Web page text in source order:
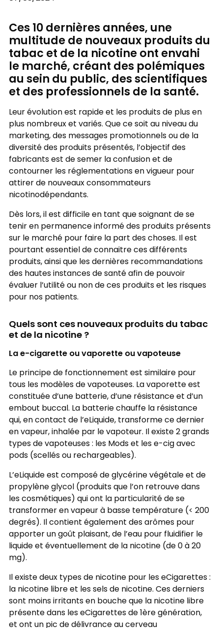
Ces 10 dernières années, une
multitude de nouveaux produits du
tabac et de la nicotine ont envahi
le marché, créant des polémiques
au sein du public, des scientifiques
et des professionnels de la santé.
Leur évolution est rapide et les produits de plus en
plus nombreux et variés. Que ce soit au niveau du
marketing, des messages promotionnels ou de la
diversité des produits présentés, l’objectif des
fabricants est de semer la confusion et de
contourner les réglementations en vigueur pour
attirer de nouveaux consommateurs
nicotinodépendants.
Dès lors, il est difficile en tant que soignant de se
tenir en permanence informé des produits présents
sur le marché pour faire la part des choses. Il est
pourtant essentiel de connaitre ces différents
produits, ainsi que les dernières recommandations
des hautes instances de santé afin de pouvoir
évaluer l’utilité ou non de ces produits et les risques
pour nos patients.
Quels sont ces nouveaux produits du tabac
et de la nicotine ?
La e-cigarette ou vaporette ou vapoteuse
Le principe de fonctionnement est similaire pour
tous les modèles de vapoteuses. La vaporette est
constituée d’une batterie, d’une résistance et d’un
embout buccal. La batterie chauffe la résistance
qui, en contact de l’eLiquide, transforme ce dernier
en vapeur, inhalée par le vapoteur. Il existe 2 grands
types de vapoteuses : les Mods et les e-cig avec
pods (scellés ou rechargeables).
L’eLiquide est composé de glycérine végétale et de
propylène glycol (produits que l’on retrouve dans
les cosmétiques) qui ont la particularité de se
transformer en vapeur à basse température (< 200
degrés). Il contient également des arômes pour
apporter un goût plaisant, de l’eau pour fluidifier le
liquide et éventuellement de la nicotine (de 0 à 20
mg).
Il existe deux types de nicotine pour les eCigarettes :
la nicotine libre et les sels de nicotine. Ces derniers
sont moins irritants en bouche que la nicotine libre
présente dans les eCigarettes de 1ère génération,
et ont un pic de délivrance au cerveau